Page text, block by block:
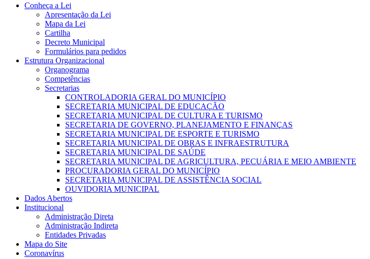
Conheça a Lei
Apresentação da Lei
Mapa da Lei
Cartilha
Decreto Municipal
Formulários para pedidos
Estrutura Organizacional
Organograma
Competências
Secretarias
CONTROLADORIA GERAL DO MUNICÍPIO
SECRETARIA MUNICIPAL DE EDUCAÇÃO
SECRETARIA MUNICIPAL DE CULTURA E TURISMO
SECRETARIA DE GOVERNO, PLANEJAMENTO E FINANÇAS
SECRETARIA MUNICIPAL DE ESPORTE E TURISMO
SECRETARIA MUNICIPAL DE OBRAS E INFRAESTRUTURA
SECRETARIA MUNICIPAL DE SAÚDE
SECRETARIA MUNICIPAL DE AGRICULTURA, PECUÁRIA E MEIO AMBIENTE
PROCURADORIA GERAL DO MUNICÍPIO
SECRETARIA MUNICIPAL DE ASSISTÊNCIA SOCIAL
OUVIDORIA MUNICIPAL
Dados Abertos
Institucional
Administração Direta
Administração Indireta
Entidades Privadas
Mapa do Site
Coronavírus